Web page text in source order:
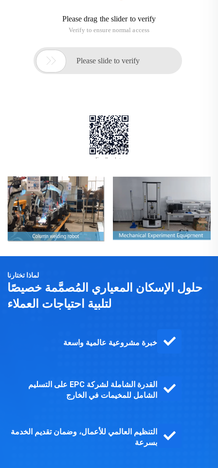
لماذا تختارنا
حلول الإسكان المعياري المُصمَّمة خصيصًا
لتلبية احتياجات العملاء
خبرة مشروعية عالمية واسعة
القدرة الشاملة لشركة EPC على التسليم
الشامل للمخيمات في الخارج
التنظيم العالمي للأعمال، وضمان تقديم الخدمة
بسرعة